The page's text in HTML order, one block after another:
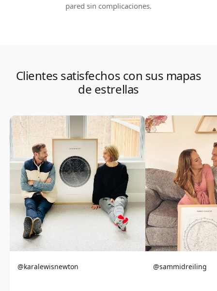
pared sin complicaciones.
Clientes satisfechos con sus mapas
de estrellas
@karalewisnewton @sammidreiling